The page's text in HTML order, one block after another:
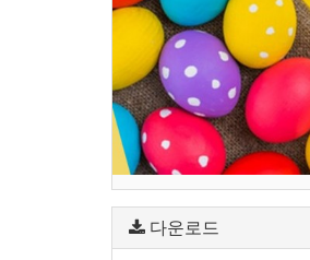
다운로드